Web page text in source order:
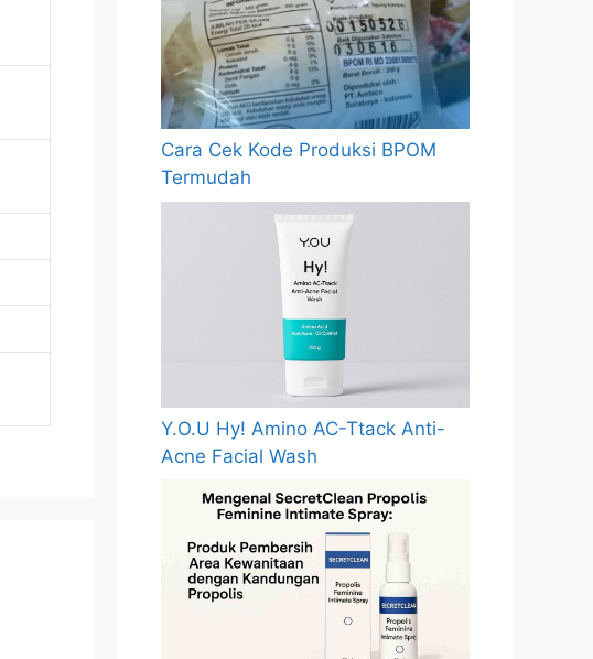
Cara Cek Kode Produksi BPOM
Termudah
Y.O.U Hy! Amino AC-Ttack Anti-
Acne Facial Wash